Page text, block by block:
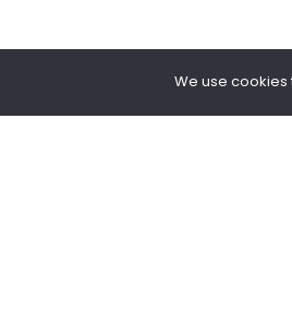
We use cookies